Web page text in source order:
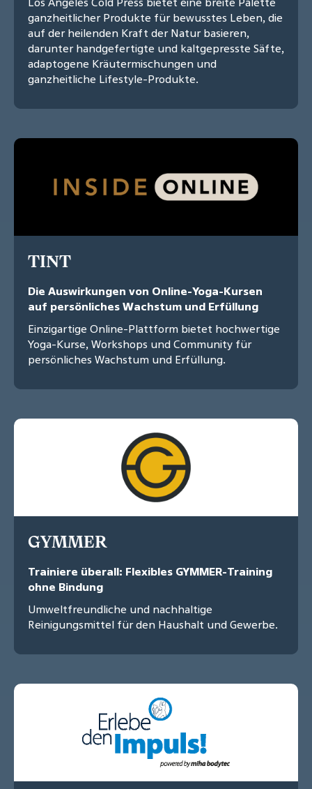
ganzheitlicher Produkte für bewusstes Leben, die
auf der heilenden Kraft der Natur basieren,
darunter handgefertigte und kaltgepresste Säfte,
adaptogene Kräutermischungen und
ganzheitliche Lifestyle-Produkte.
TINT
Die Auswirkungen von Online-Yoga-Kursen
auf persönliches Wachstum und Erfüllung
Einzigartige Online-Plattform bietet hochwertige
Yoga-Kurse, Workshops und Community für
persönliches Wachstum und Erfüllung.
GYMMER
Trainiere überall: Flexibles GYMMER-Training
ohne Bindung
Umweltfreundliche und nachhaltige
Reinigungsmittel für den Haushalt und Gewerbe.